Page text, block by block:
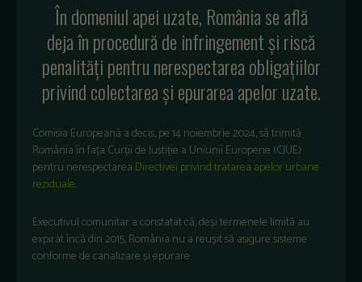
În domeniul apei uzate, România se află
deja în procedură de infringement și riscă
penalități pentru nerespectarea obligațiilor
privind colectarea și epurarea apelor uzate.
Comisia Europeană a decis, pe 14 noiembrie 2024, să trimită
Româniaînfața CurțiideJustiție a Uniunii Europene (CJUE)
pentru nerespectarea Directivei privindtratarea apelor urbane
reziduale.
Executivulcomunitar aconstatatcă,deșitermenele limită au
expiratîncădin 2015,România nu a reușitsă asiguresisteme
conformedecanalizareșiepurare.